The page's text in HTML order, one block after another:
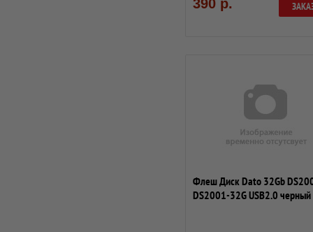
390 р.
Флеш Диск Dato 32Gb
DS2001-32G USB2.0 черный